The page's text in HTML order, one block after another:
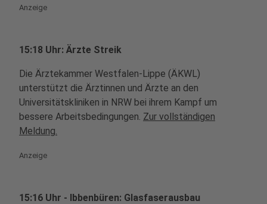
Anzeige
15:18 Uhr: Ärzte Streik
Die Ärztekammer Westfalen-Lippe (ÄKWL)
unterstützt die Ärztinnen und Ärzte an den
Universitätskliniken in NRW bei ihrem Kampf um
bessere Arbeitsbedingungen. Zur vollständigen
Meldung.
Anzeige
15:16 Uhr - Ibbenbüren: Glasfaserausbau